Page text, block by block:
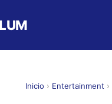
Inicio › Entertainment ›